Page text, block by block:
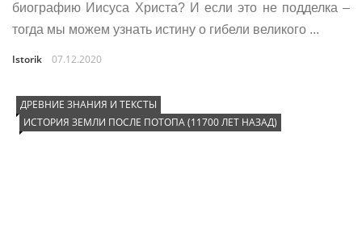
биографию Иисуса Христа? И если это не подделка –
тогда мы можем узнать истину о гибели великого ...
Istorik 07.12.2020
ДРЕВНИЕ ЗНАНИЯ И ТЕКСТЫ
ИСТОРИЯ ЗЕМЛИ ПОСЛЕ ПОТОПА (11700 ЛЕТ НАЗАД)